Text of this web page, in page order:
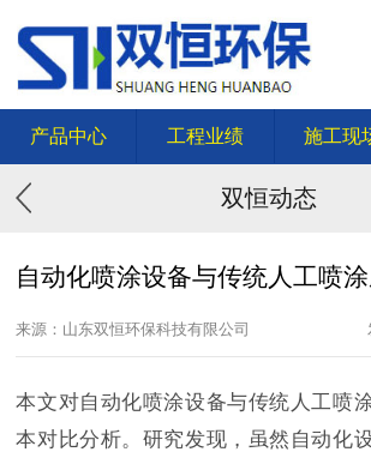
产品中心 工程业绩 施工现
双恒动态
自动化喷涂设备与传统人工喷
来源：山东双恒环保科技有限公司
本文对自动化喷涂设备与传统人工喷
本对比分析。研究发现，虽然自动化